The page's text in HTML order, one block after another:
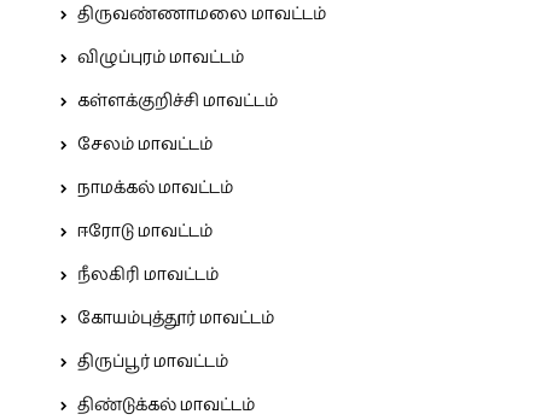
திருவண்ணாமலை மாவட்டம்
விழுப்புரம் மாவட்டம்
கள்ளக்குறிச்சி மாவட்டம்
சேலம் மாவட்டம்
நாமக்கல் மாவட்டம்
ஈரோடு மாவட்டம்
நீலகிரி மாவட்டம்
கோயம்புத்தூர் மாவட்டம்
திருப்பூர் மாவட்டம்
திண்டுக்கல் மாவட்டம்